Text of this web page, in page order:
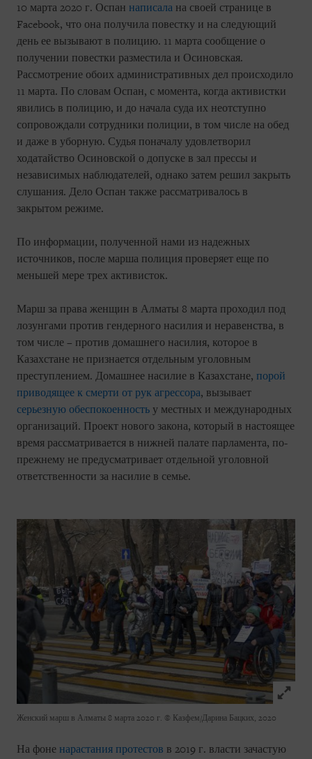
10 марта 2020 г. Оспан написала на своей странице в
Facebook, что она получила повестку и на следующий
день ее вызывают в полицию. 11 марта сообщение о
получении повестки разместила и Осиновская.
Рассмотрение обоих административных дел происходило
11 марта. По словам Оспан, с момента, когда активистки
явились в полицию, и до начала суда их неотступно
сопровождали сотрудники полиции, в том числе на обед
и даже в уборную. Судья поначалу удовлетворил
ходатайство Осиновской о допуске в зал прессы и
независимых наблюдателей, однако затем решил закрыть
слушания. Дело Оспан также рассматривалось в
закрытом режиме.
По информации, полученной нами из надежных
источников, после марша полиция проверяет еще по
меньшей мере трех активисток.
Марш за права женщин в Алматы 8 марта проходил под
лозунгами против гендерного насилия и неравенства, в
том числе – против домашнего насилия, которое в
Казахстане не признается отдельным уголовным
преступлением. Домашнее насилие в Казахстане, порой
приводящее к смерти от рук агрессора, вызывает
серьезную обеспокоенность у местных и международных
организаций. Проект нового закона, который в настоящее
время рассматривается в нижней палате парламента, по-
прежнему не предусматривает отдельной уголовной
ответственности за насилие в семье.
Click to
Женский марш в Алматы 8 марта 2020 г. © Казфем/Дарина Бацких, 2020
На фоне нарастания протестов в 2019 г. власти зачастую